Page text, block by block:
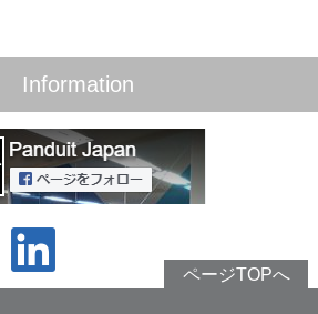
Information
ページTOPへ